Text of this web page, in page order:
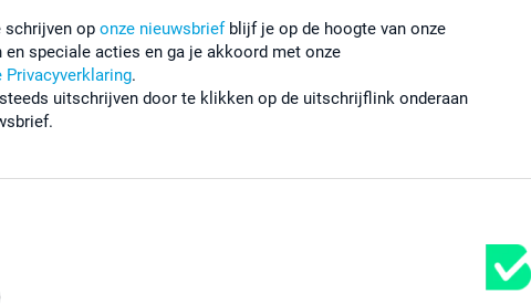
schrijven op onze nieuwsbriefblijf je op de hoogte van onze
en speciale acties en ga je akkoord met onze
Privacyverklaring.
uitschrijven door te klikken op de uitschrijflink onderaan